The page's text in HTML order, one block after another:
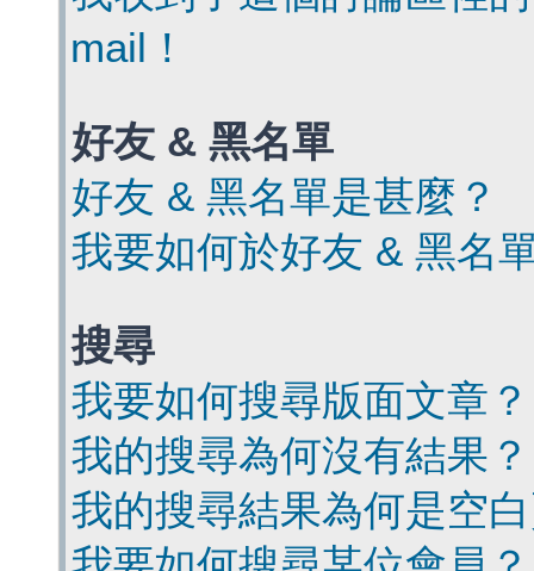
mail！
好友 & 黑名單
好友 & 黑名單是甚麼？
我要如何於好友 & 黑名
搜尋
我要如何搜尋版面文章？
我的搜尋為何沒有結果？
我的搜尋結果為何是空